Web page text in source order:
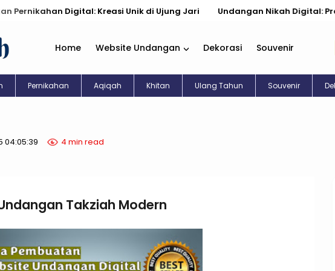
Digital: Kreasi Unik di Ujung Jari Undangan Nikah Digital: Praktis,
Home Website Undangan Dekorasi Souvenir
Pernikahan Aqiqah Khitan Ulang Tahun Souvenir
04:05:39 4 min read
Takziah Modern